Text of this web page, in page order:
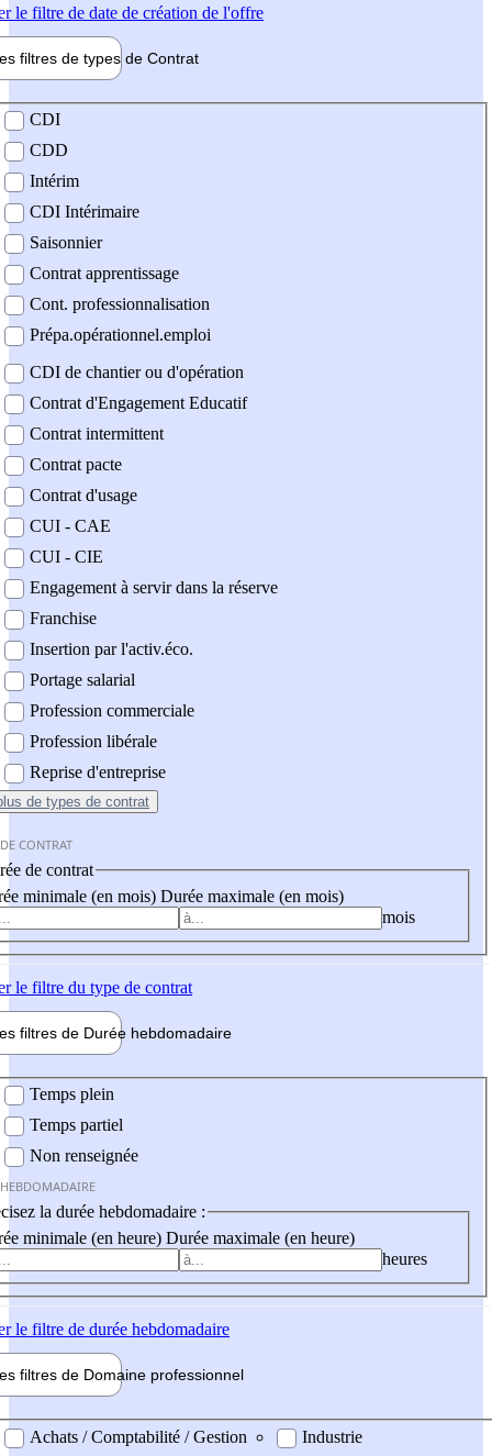
le filtre de date de création de l'offre
filtres de types de Contrat
contrat
CDI
CDD
Intérim
CDI Intérimaire
Saisonnier
Contrat apprentissage
Cont. professionnalisation
Prépa.opérationnel.emploi
CDI de chantier ou d'opération
Contrat d'Engagement Educatif
Contrat intermittent
Contrat pacte
Contrat d'usage
CUI - CAE
CUI - CIE
Engagement à servir dans la réserve
Franchise
Insertion par l'activ.éco.
Portage salarial
Profession commerciale
Profession libérale
Reprise d'entreprise
de types de contrat
CONTRAT
de contrat
minimale (en mois) Durée maximale (en mois)
mois
le filtre du type de contrat
filtres de Durée hebdomadaire
Temps plein
Temps partiel
Non renseignée
la durée hebdomadaire :
minimale (en heure) Durée maximale (en heure)
heures
le filtre de durée hebdomadaire
filtres de Domaine professionnel
professionel
Achats / Comptabilité / Gestion
Industrie